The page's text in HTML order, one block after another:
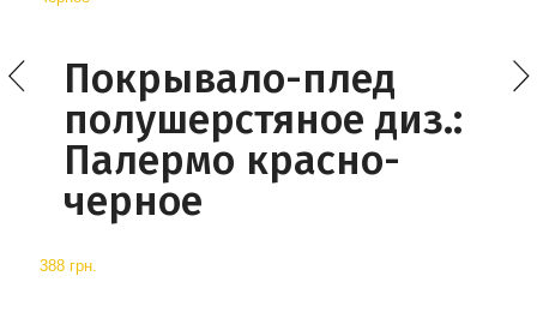
Покрывало-плед
полушерстяное диз.:
Палермо красно-
черное
388 грн.